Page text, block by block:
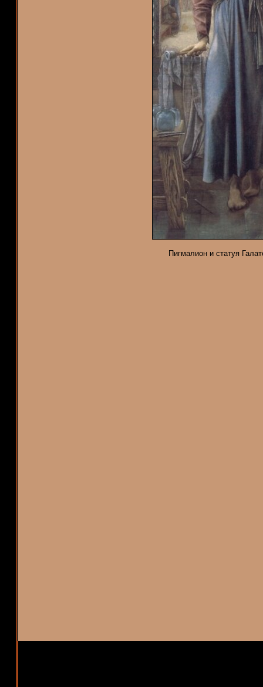
Пигмалион и статуя